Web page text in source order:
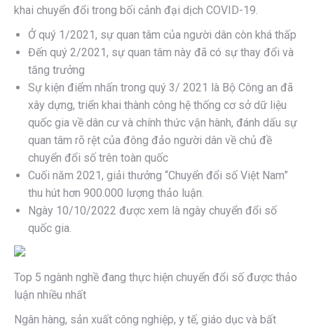
khai chuyển đổi trong bối cảnh đại dịch COVID-19.
Ở quý 1/2021, sự quan tâm của người dân còn khá thấp
Đến quý 2/2021, sự quan tâm này đã có sự thay đổi và
tăng trưởng
Sự kiện điểm nhấn trong quý 3/ 2021 là Bộ Công an đã
xây dựng, triển khai thành công hệ thống cơ sở dữ liệu
quốc gia về dân cư và chính thức vận hành, đánh dấu sự
quan tâm rõ rệt của đông đảo người dân về chủ đề
chuyển đổi số trên toàn quốc
Cuối năm 2021, giải thưởng “Chuyển đổi số Việt Nam”
thu hút hơn 900.000 lượng thảo luận.
Ngày 10/10/2022 được xem là ngày chuyển đổi số
quốc gia.
Top 5 ngành nghề đang thực hiện chuyển đổi số được thảo
luận nhiều nhất
Ngân hàng, sản xuất công nghiệp, y tế, giáo dục và bất